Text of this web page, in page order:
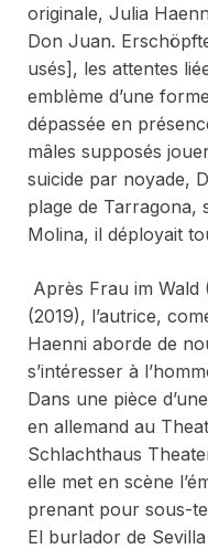
originale, Julia
Don Juan.
usés], les attentes
emblème d’une
dépassée en
mâles supposés
suicide par noyade,
plage de Tarragona,
Molina, il déployait
Après Frau im Wald
(2019), l’autrice,
Haenni aborde de
s’intéresser à
Dans une pièce
en allemand au
Schlachthaus
elle met en scène
prenant pour sous-
El burlador de Sevilla